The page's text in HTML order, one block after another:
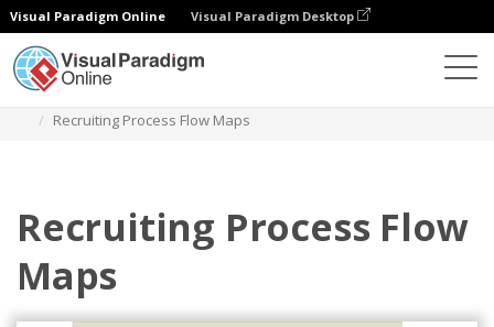
Visual Paradigm Online Visual Paradigm Desktop
Recruiting Process Flow Maps
Recruiting Process Flow
Maps